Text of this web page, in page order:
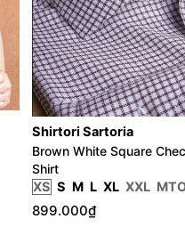
Shirtori Sartoria
Brown White Square
Shirt
XS S M L XL XXL
899.000₫